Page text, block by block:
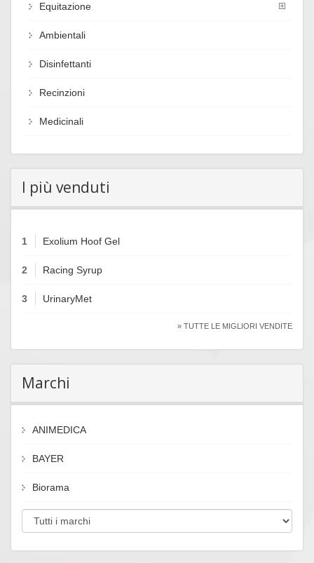
Equitazione
Ambientali
Disinfettanti
Recinzioni
Medicinali
I più venduti
1 Exolium Hoof Gel
2 Racing Syrup
3 UrinaryMet
» TUTTE LE MIGLIORI VENDITE
Marchi
ANIMEDICA
BAYER
Biorama